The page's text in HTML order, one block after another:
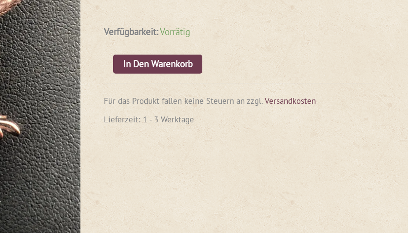
Verfügbarkeit:Vorrätig
In Den Warenkorb
Für das Produkt fallen keine Steuern an zzgl.Versandkosten
Lieferzeit:1 - 3 Werktage